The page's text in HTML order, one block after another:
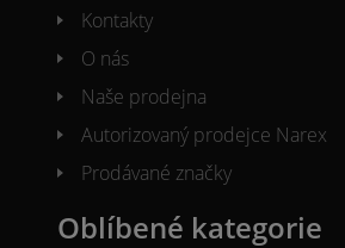
Kontakty
O nás
Naše prodejna
Autorizovaný prodejce Narex
Prodávané značky
Oblíbené kategorie